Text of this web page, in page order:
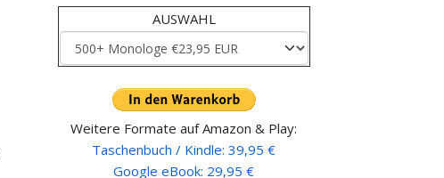
AUSWAHL
Weitere Formate auf Amazon & Play:
Taschenbuch / Kindle: 39,95 €
Google eBook: 29,95 €